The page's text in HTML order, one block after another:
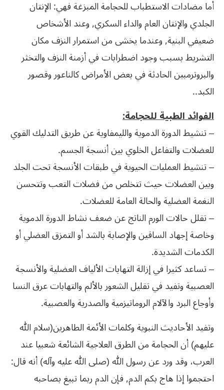
أما مضادات الاستطباب للحجامة المبزغة فهي: الإنتان
الجلدي والإنتان العام والداء السكري, وعند الأشخاص
ضعيفي البنية, وعندما يخشى من استمرار النزف مكان
التشريط بسبب وجود اضطرابات في أزمنة النزف والتخثر
والبروترمبين الحادثة في بعض الأمراض كالناعور وقصور
الكبد..
الفوائد الطبية للحجامة:
– تنشيط الدورة الدموية والليمفاوية عن طريق التدليك القوي
للعضلات والتفاعل الخلوي بين أنسجة الجسم.
– تنشيط العمليات الحيوية في طبقات الأنسجة تحت الجلد
وبين العضلات حيث تتخلص من فضلات التعب وتتحسن
النغمة العضلية والحالة العامة للعضلات.
– تقلل حالات الورم الناتج عن ضعف نشاط الدورة الدموية
وخاصة إجهاد الساقين والإصابة بالشد أو التمزق العضلي أو
الكدمات الشديدة.
– تساعد كثيرا في إزالة التهابات الألياف العضلية والأنسجة
العصبية وتفيد في تقليل الشعور بالألم والتهابات عرق النسا
وأوجاع البرد والآلام الروماتيزمية والصدرية والعصبية.
وتفيد الأحاديث النبوية وكلمات الأئمة الطاهرين(سلام الله
عليهم) أن الحجامة من الطرق العلاجية الشائعة شعبيا عند
العرب، وقد ورد عن رسول الله (صلى الله عليه وآله) أنه قال:
احتجموا إذا هاج بكم الدم, فإن الدم ربما تبيغ بصاحبه